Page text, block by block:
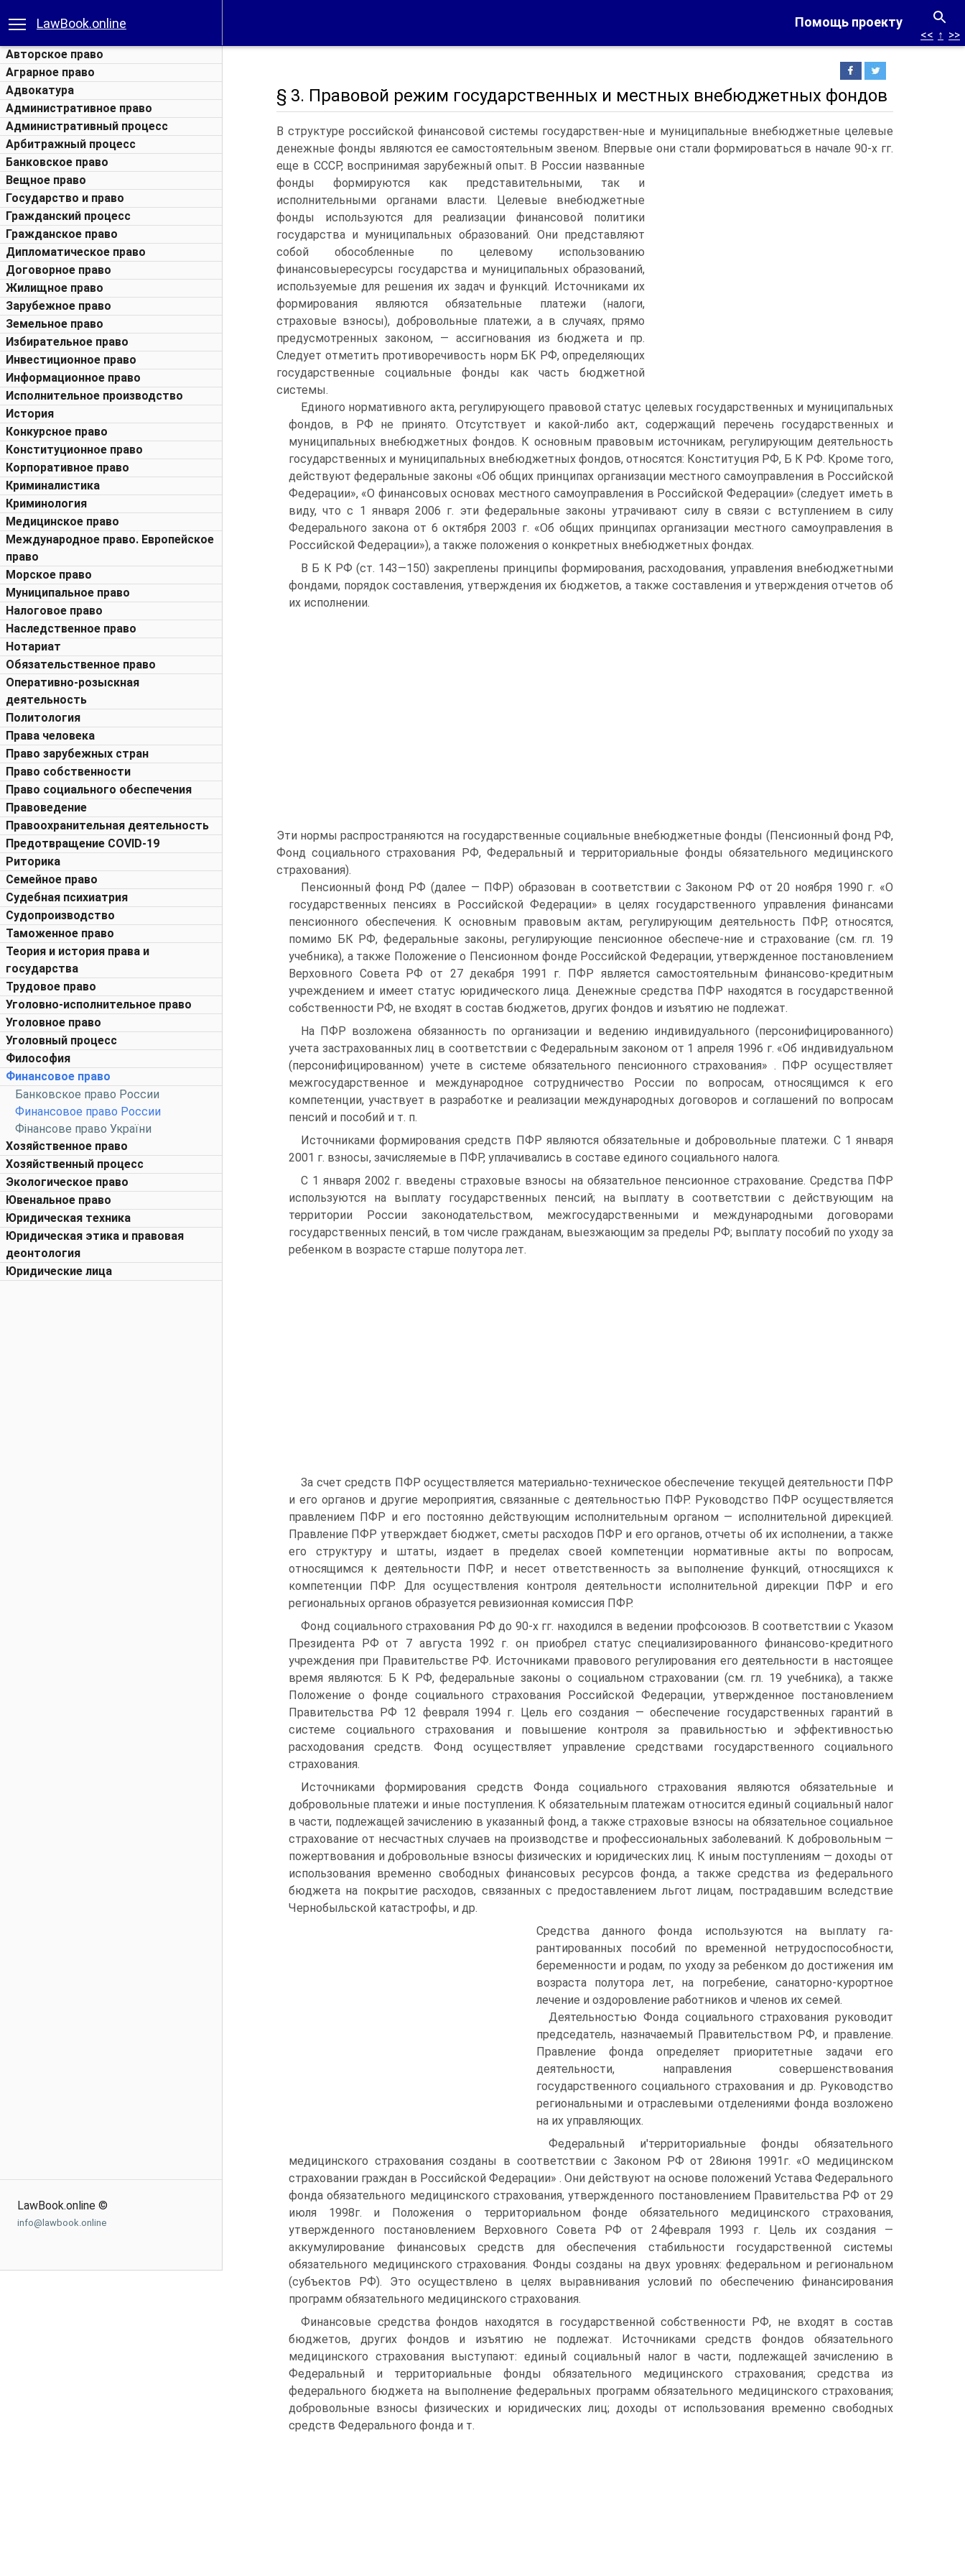
Помощь проекту
LawBook.online
Авторское право
Аграрное право
Адвокатура
Административное право
Административный процесс
Арбитражный процесс
Банковское право
Вещное право
Государство и право
Гражданский процесс
Гражданское право
Дипломатическое право
Договорное право
Жилищное право
Зарубежное право
Земельное право
Избирательное право
Инвестиционное право
Информационное право
Исполнительное производство
История
Конкурсное право
Конституционное право
Корпоративное право
Криминалистика
Криминология
Медицинское право
Международное право. Европейское
право
Морское право
Муниципальное право
Налоговое право
Наследственное право
Нотариат
Обязательственное право
Оперативно-розыскная
деятельность
Политология
Права человека
Право зарубежных стран
Право собственности
Право социального обеспечения
Правоведение
Правоохранительная деятельность
Предотвращение COVID-19
Риторика
Семейное право
Судебная психиатрия
Судопроизводство
Таможенное право
Теория и история права и
государства
Трудовое право
Уголовно-исполнительное право
Уголовное право
Уголовный процесс
Философия
Финансовое право
Банковское право России
Финансовое право России
Фінансове право України
Хозяйственное право
Хозяйственный процесс
Экологическое право
Ювенальное право
Юридическая техника
Юридическая этика и правовая
деонтология
Юридические лица
LawBook.online ©
info@lawbook.online
<< ↑ >>
§ 3. Правовой режим государственных и местных внебюджетных фондов
В структуре российской финансовой системы государствен-ные и муниципальные внебюджетные целевые
денежные фонды являются ее самостоятельным звеном. Впервые они стали формироваться в начале 90-х гг.
еще в СССР, воспринимая зарубежный опыт. В России названные
фонды формируются как представительными, так и
исполнительными органами власти. Целевые внебюджетные
фонды используются для реализации финансовой политики
государства и муниципальных образований. Они представляют
собой обособленные по целевому использованию
финансовыересурсы государства и муниципальных образований,
используемые для решения их задач и функций. Источниками их
формирования являются обязательные платежи (налоги,
страховые взносы), добровольные платежи, а в случаях, прямо
предусмотренных законом, — ассигнования из бюджета и пр.
Следует отметить противоречивость норм БК РФ, определяющих
государственные социальные фонды как часть бюджетной
системы.
Единого нормативного акта, регулирующего правовой статус целевых государственных и муниципальных
фондов, в РФ не принято. Отсутствует и какой-либо акт, содержащий перечень государственных и
муниципальных внебюджетных фондов. К основным правовым источникам, регулирующим деятельность
государственных и муниципальных внебюджетных фондов, относятся: Конституция РФ, Б К РФ. Кроме того,
действуют федеральные законы «Об общих принципах организации местного самоуправления в Российской
Федерации», «О финансовых основах местного самоуправления в Российской Федерации» (следует иметь в
виду, что с 1 января 2006 г. эти федеральные законы утрачивают силу в связи с вступлением в силу
Федерального закона от 6 октября 2003 г. «Об общих принципах организации местного самоуправления в
Российской Федерации»), а также положения о конкретных внебюджетных фондах.
В Б К РФ (ст. 143—150) закреплены принципы формирования, расходования, управления внебюджетными
фондами, порядок составления, утверждения их бюджетов, а также составления и утверждения отчетов об
их исполнении.
Эти нормы распространяются на государственные социальные внебюджетные фонды (Пенсионный фонд РФ,
Фонд социального страхования РФ, Федеральный и территориальные фонды обязательного медицинского
страхования).
Пенсионный фонд РФ (далее — ПФР) образован в соответствии с Законом РФ от 20 ноября 1990 г. «О
государственных пенсиях в Российской Федерации» в целях государственного управления финансами
пенсионного обеспечения. К основным правовым актам, регулирующим деятельность ПФР, относятся,
помимо БК РФ, федеральные законы, регулирующие пенсионное обеспече-ние и страхование (см. гл. 19
учебника), а также Положение о Пенсионном фонде Российской Федерации, утвержденное постановлением
Верховного Совета РФ от 27 декабря 1991 г. ПФР является самостоятельным финансово-кредитным
учреждением и имеет статус юридического лица. Денежные средства ПФР находятся в государственной
собственности РФ, не входят в состав бюджетов, других фондов и изъятию не подлежат.
На ПФР возложена обязанность по организации и ведению индивидуального (персонифицированного)
учета застрахованных лиц в соответствии с Федеральным законом от 1 апреля 1996 г. «Об индивидуальном
(персонифицированном) учете в системе обязательного пенсионного страхования» . ПФР осуществляет
межгосударственное и международное сотрудничество России по вопросам, относящимся к его
компетенции, участвует в разработке и реализации международных договоров и соглашений по вопросам
пенсий и пособий и т. п.
Источниками формирования средств ПФР являются обязательные и добровольные платежи. С 1 января
2001 г. взносы, зачисляемые в ПФР, уплачивались в составе единого социального налога.
С 1 января 2002 г. введены страховые взносы на обязательное пенсионное страхование. Средства ПФР
используются на выплату государственных пенсий; на выплату в соответствии с действующим на
территории России законодательством, межгосударственными и международными договорами
государственных пенсий, в том числе гражданам, выезжающим за пределы РФ; выплату пособий по уходу за
ребенком в возрасте старше полутора лет.
За счет средств ПФР осуществляется материально-техническое обеспечение текущей деятельности ПФР
и его органов и другие мероприятия, связанные с деятельностью ПФР. Руководство ПФР осуществляется
правлением ПФР и его постоянно действующим исполнительным органом — исполнительной дирекцией.
Правление ПФР утверждает бюджет, сметы расходов ПФР и его органов, отчеты об их исполнении, а также
его структуру и штаты, издает в пределах своей компетенции нормативные акты по вопросам,
относящимся к деятельности ПФР, и несет ответственность за выполнение функций, относящихся к
компетенции ПФР. Для осуществления контроля деятельности исполнительной дирекции ПФР и его
региональных органов образуется ревизионная комиссия ПФР.
Фонд социального страхования РФ до 90-х гг. находился в ведении профсоюзов. В соответствии с Указом
Президента РФ от 7 августа 1992 г. он приобрел статус специализированного финансово-кредитного
учреждения при Правительстве РФ. Источниками правового регулирования его деятельности в настоящее
время являются: Б К РФ, федеральные законы о социальном страховании (см. гл. 19 учебника), а также
Положение о фонде социального страхования Российской Федерации, утвержденное постановлением
Правительства РФ 12 февраля 1994 г. Цель его создания — обеспечение государственных гарантий в
системе социального страхования и повышение контроля за правильностью и эффективностью
расходования средств. Фонд осуществляет управление средствами государственного социального
страхования.
Источниками формирования средств Фонда социального страхования являются обязательные и
добровольные платежи и иные поступления. К обязательным платежам относится единый социальный налог
в части, подлежащей зачислению в указанный фонд, а также страховые взносы на обязательное социальное
страхование от несчастных случаев на производстве и профессиональных заболеваний. К добровольным —
пожертвования и добровольные взносы физических и юридических лиц. К иным поступлениям — доходы от
использования временно свободных финансовых ресурсов фонда, а также средства из федерального
бюджета на покрытие расходов, связанных с предоставлением льгот лицам, пострадавшим вследствие
Чернобыльской катастрофы, и др.
Средства данного фонда используются на выплату га-
рантированных пособий по временной нетрудоспособности,
беременности и родам, по уходу за ребенком до достижения им
возраста полутора лет, на погребение, санаторно-курортное
лечение и оздоровление работников и членов их семей.
Деятельностью Фонда социального страхования руководит
председатель, назначаемый Правительством РФ, и правление.
Правление фонда определяет приоритетные задачи его
деятельности, направления совершенствования
государственного социального страхования и др. Руководство
региональными и отраслевыми отделениями фонда возложено
на их управляющих.
Федеральный и'территориальные фонды обязательного
медицинского страхования созданы в соответствии с Законом РФ от 28июня 1991г. «О медицинском
страховании граждан в Российской Федерации» . Они действуют на основе положений Устава Федерального
фонда обязательного медицинского страхования, утвержденного постановлением Правительства РФ от 29
июля 1998г. и Положения о территориальном фонде обязательного медицинского страхования,
утвержденного постановлением Верховного Совета РФ от 24февраля 1993 г. Цель их создания —
аккумулирование финансовых средств для обеспечения стабильности государственной системы
обязательного медицинского страхования. Фонды созданы на двух уровнях: федеральном и региональном
(субъектов РФ). Это осуществлено в целях выравнивания условий по обеспечению финансирования
программ обязательного медицинского страхования.
Финансовые средства фондов находятся в государственной собственности РФ, не входят в состав
бюджетов, других фондов и изъятию не подлежат. Источниками средств фондов обязательного
медицинского страхования выступают: единый социальный налог в части, подлежащей зачислению в
Федеральный и территориальные фонды обязательного медицинского страхования; средства из
федерального бюджета на выполнение федеральных программ обязательного медицинского страхования;
добровольные взносы физических и юридических лиц; доходы от использования временно свободных
средств Федерального фонда и т.